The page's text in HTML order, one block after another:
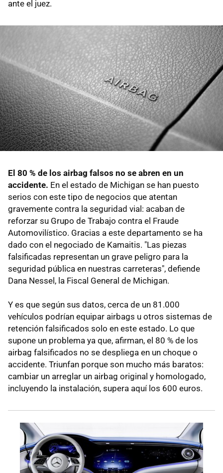
ante el juez.
El 80 % de los airbag falsos no se abren en un
accidente. En el estado de Michigan se han puesto
serios con este tipo de negocios que atentan
gravemente contra la seguridad vial: acaban de
reforzar su Grupo de Trabajo contra el Fraude
Automovilístico. Gracias a este departamento se ha
dado con el negociado de Kamaitis. "Las piezas
falsificadas representan un grave peligro para la
seguridad pública en nuestras carreteras", defiende
Dana Nessel, la Fiscal General de Michigan.
Y es que según sus datos, cerca de un 81.000
vehículos podrían equipar airbags u otros sistemas de
retención falsificados solo en este estado. Lo que
supone un problema ya que, afirman, el 80 % de los
airbag falsificados no se despliega en un choque o
accidente. Triunfan porque son mucho más baratos:
cambiar un arreglar un airbag original y homologado,
incluyendo la instalación, supera aquí los 600 euros.